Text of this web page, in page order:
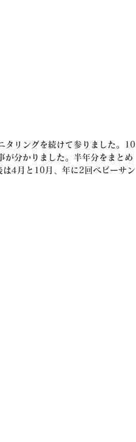
タリングを続けて参りました。10
が分かりました。半年分をまとめ
は4月と10月、年に2回ベビーサン